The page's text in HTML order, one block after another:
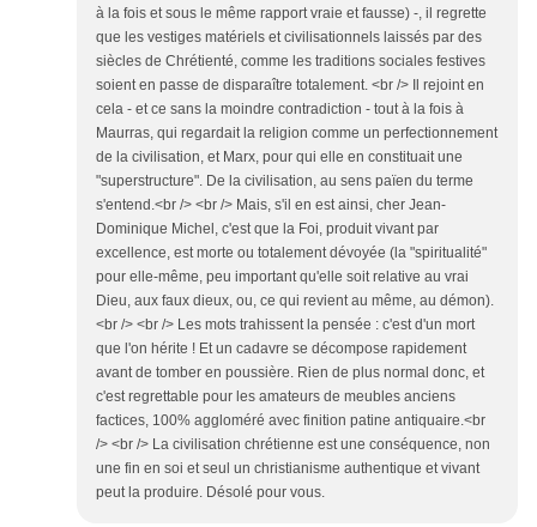
à la fois et sous le même rapport vraie et fausse) -, il regrette
que les vestiges matériels et civilisationnels laissés par des
siècles de Chrétienté, comme les traditions sociales festives
soient en passe de disparaître totalement. <br /> Il rejoint en
cela - et ce sans la moindre contradiction - tout à la fois à
Maurras, qui regardait la religion comme un perfectionnement
de la civilisation, et Marx, pour qui elle en constituait une
"superstructure". De la civilisation, au sens païen du terme
s'entend.<br /> <br /> Mais, s'il en est ainsi, cher Jean-
Dominique Michel, c'est que la Foi, produit vivant par
excellence, est morte ou totalement dévoyée (la "spiritualité"
pour elle-même, peu important qu'elle soit relative au vrai
Dieu, aux faux dieux, ou, ce qui revient au même, au démon).
<br /> <br /> Les mots trahissent la pensée : c'est d'un mort
que l'on hérite ! Et un cadavre se décompose rapidement
avant de tomber en poussière. Rien de plus normal donc, et
c'est regrettable pour les amateurs de meubles anciens
factices, 100% aggloméré avec finition patine antiquaire.<br
/> <br /> La civilisation chrétienne est une conséquence, non
une fin en soi et seul un christianisme authentique et vivant
peut la produire. Désolé pour vous.